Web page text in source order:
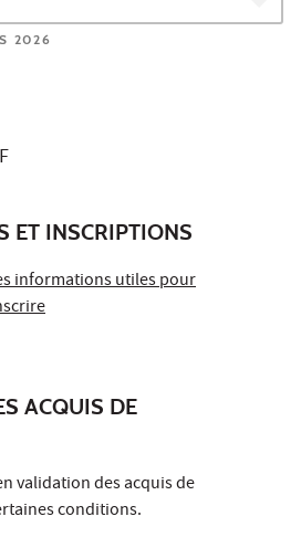
2026
ET INSCRIPTIONS
informations utiles pour
ACQUIS DE
validation des acquis de
conditions.